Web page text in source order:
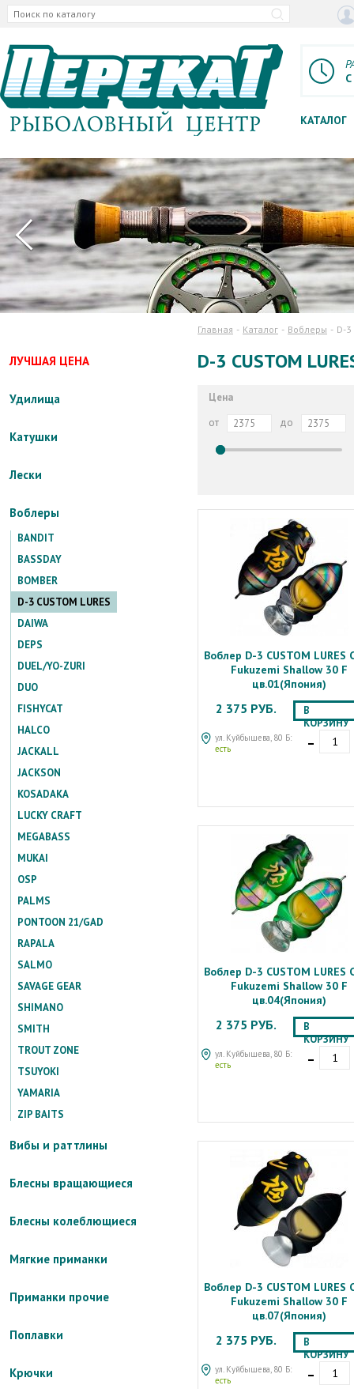
КАТАЛОГ
ЛУЧШАЯ ЦЕНА
Удилища
Катушки
Лески
Воблеры
BANDIT
BASSDAY
BOMBER
D-3 CUSTOM LURES
DAIWA
DEPS
DUEL/YO-ZURI
DUO
FISHYCAT
HALCO
JACKALL
JACKSON
KOSADAKA
LUCKY CRAFT
MEGABASS
MUKAI
OSP
PALMS
PONTOON 21/GAD
RAPALA
SALMO
SAVAGE GEAR
SHIMANO
SMITH
TROUT ZONE
TSUYOKI
YAMARIA
ZIP BAITS
Вибы и раттлины
Блесны вращающиеся
Блесны колеблющиеся
Мягкие приманки
Приманки прочие
Поплавки
Крючки
Главная Каталог Воблеры D-3
D-3 CUSTOM
Цена
от
до
Воблер D-3 CUSTOM LURES
Fukuzemi Shallow 30 F
цв.01(Япония)
2 375 РУБ.
ул. Куйбышева, 80 Б:
есть
В
КОРЗИНУ
-
Воблер D-3 CUSTOM LURES
Fukuzemi Shallow 30 F
цв.04(Япония)
2 375 РУБ.
ул. Куйбышева, 80 Б:
есть
В
КОРЗИНУ
-
Воблер D-3 CUSTOM LURES
Fukuzemi Shallow 30 F
цв.07(Япония)
2 375 РУБ.
ул. Куйбышева, 80 Б:
есть
В
КОРЗИНУ
-